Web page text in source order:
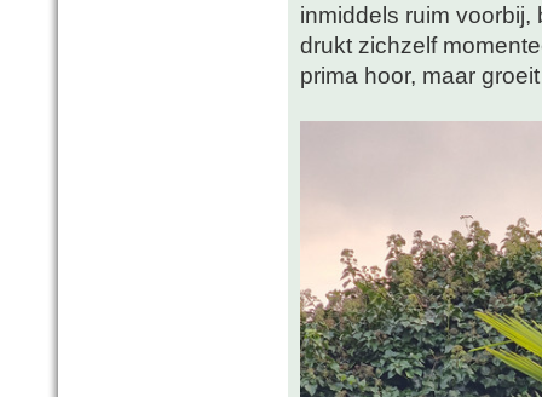
inmiddels ruim
drukt zichzelf
prima hoor, maar